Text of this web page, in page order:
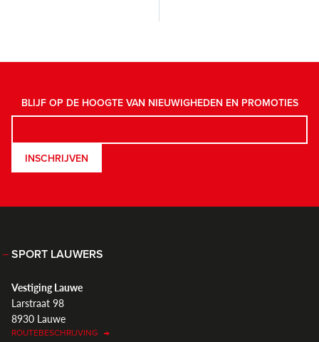
BLIJF OP DE HOOGTE VAN NIEUWIGHEDEN EN PROMOTIES
INSCHRIJVEN
SPORT LAUWERS
Vestiging Lauwe
Larstraat 98
8930 Lauwe
ROUTEBESCHRIJVING